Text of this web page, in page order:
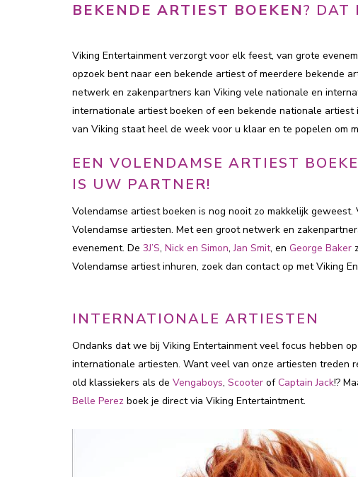
BEKENDE ARTIEST BOEKEN? DAT
Viking Entertainment verzorgt voor elk feest, van grote
opzoek bent naar een bekende artiest of meerdere bekende
netwerk en zakenpartners kan Viking vele nationale en
internationale artiest boeken of een bekende nationale
van Viking staat heel de week voor u klaar en te popelen om
EEN VOLENDAMSE ARTIEST
IS UW PARTNER!
Volendamse artiest boeken is nog nooit zo makkelijk
Volendamse artiesten. Met een groot netwerk en
evenement. De 3J’S, Nick en Simon,Jan Smit, en George Baker
Volendamse artiest inhuren, zoek dan contact op met Viking
INTERNATIONALE ARTIESTEN
Ondanks dat we bij Viking Entertainment veel focus hebben
internationale artiesten. Want veel van onze artiesten treden
old klassiekers als de Vengaboys, Scooter ofCaptain Jack!?
Belle Perez boek je direct via Viking Entertaintment.